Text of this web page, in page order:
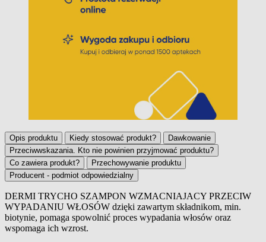
Opis produktu Kiedy stosować produkt?
Dawkowanie
Przeciwwskazania. Kto nie powinien przyjmować produktu?
Co zawiera produkt?
Przechowywanie produktu
Producent - podmiot odpowiedzialny
Opis produktu
DERMI TRYCHO SZAMPON WZMACNIAJACY PRZECIW
WYPADANIU WŁOSÓW dzięki zawartym składnikom, min.
biotynie, pomaga spowolnić proces wypadania włosów oraz
wspomaga ich wzrost.